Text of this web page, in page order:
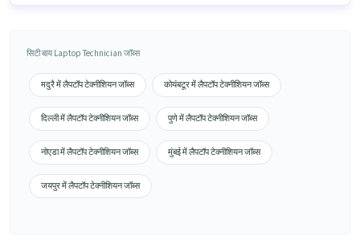
सिटी बाय Laptop Technician जॉब्स
मदुरै में लैपटॉप टेक्नीशियन जॉब्स कोयंबटूर में लैपटॉप टेक्नीशियन जॉब्स
दिल्ली में लैपटॉप टेक्नीशियन जॉब्स पुणे में लैपटॉप टेक्नीशियन जॉब्स
नोएडा में लैपटॉप टेक्नीशियन जॉब्स मुंबई में लैपटॉप टेक्नीशियन जॉब्स
जयपुर में लैपटॉप टेक्नीशियन जॉब्स